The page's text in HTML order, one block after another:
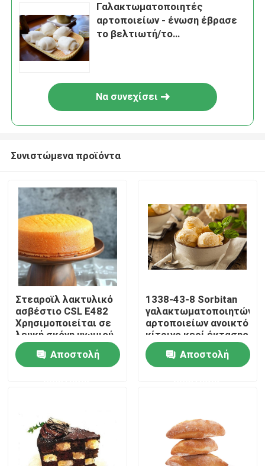
Προϊόντα
Γαλακτωματοποιητές
αρτοποιείων - ένωση έβρασε
το βελτιωτή/το
Να συνεχίσει
Συνιστώμενα προϊόντα
Στεαροϊλ λακτυλικό
ασβέστιο CSL E482
Χρησιμοποιείται σε
λευκή σκόνη ψωμιού
Αποστολή
1338-43-8 Sorbitan
γαλακτωματοποιητών
αρτοποιείων ανοικτό
κίτρινο κερί έκτασης
E491 εστέρων
λιπαρού οξέος
Αποστολή